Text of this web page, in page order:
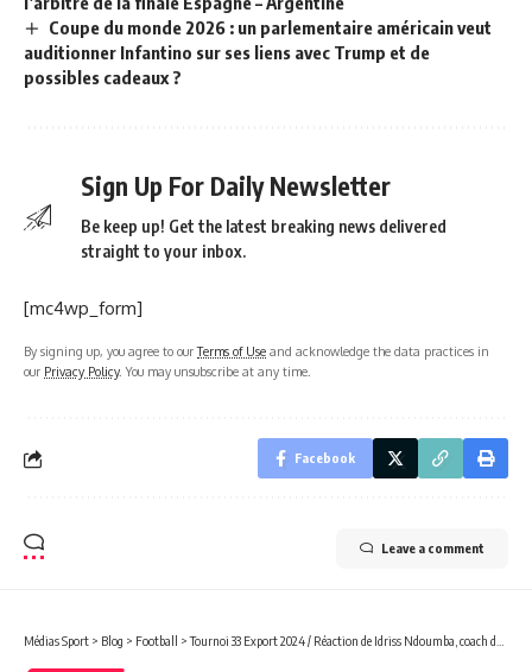
Coupe du monde 2026 : un parlementaire américain veut
auditionner Infantino sur ses liens avec Trump et de
possibles cadeaux ?
Sign Up For Daily Newsletter
Be keep up! Get the latest breaking news delivered
straight to your inbox.
[mc4wp_form]
By signing up, you agree to ourTerms of Use and acknowledge the data practices in
our Privacy Policy. You may unsubscribe at any time.
Facebook
Leave a comment
Médias Sport > Blog > Football >Tournoi 33 Export 2024 / Réaction de Idriss Ndoumba, coach de Gab’Oil: «Je suis fier de mes poulains !»